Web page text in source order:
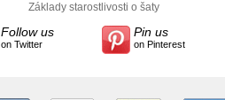
Základy starostlivosti o šaty
Follow us
on Twitter
Pin us
on Pinterest